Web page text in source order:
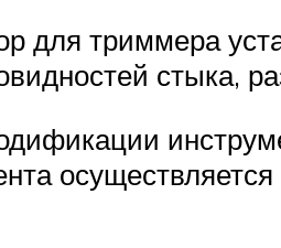
для триммера
стыка,